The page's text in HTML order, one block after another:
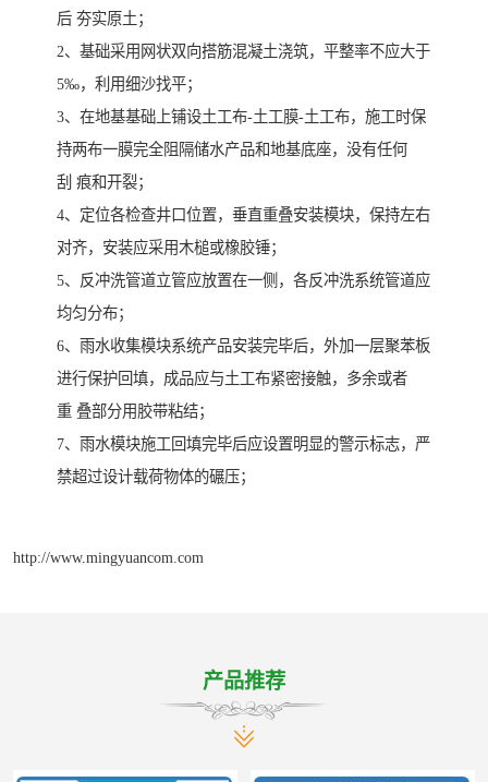
后 夯实原土；
2、基础采用网状双向搭筋混凝土浇筑，平整率不应大于
5‰，利用细沙找平；
3、在地基基础上铺设土工布-土工膜-土工布，施工时保
持两布一膜完全阻隔储水产品和地基底座，没有任何
刮 痕和开裂；
4、定位各检查井口位置，垂直重叠安装模块，保持左右
对齐，安装应采用木槌或橡胶锤；
5、反冲洗管道立管应放置在一侧，各反冲洗系统管道应
均匀分布；
6、雨水收集模块系统产品安装完毕后，外加一层聚苯板
进行保护回填，成品应与土工布紧密接触，多余或者
重 叠部分用胶带粘结；
7、雨水模块施工回填完毕后应设置明显的警示标志，严
禁超过设计载荷物体的碾压；
http://www.mingyuancom.com
产品推荐